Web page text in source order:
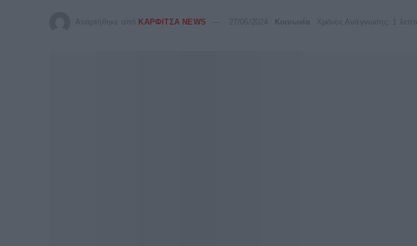
Αναρτήθηκε από ΚΑΡΦΙΤΣΑ NEWS 27/06/2024 Κοινωνία Χρόνος Ανάγνωσης: 1 λεπτό